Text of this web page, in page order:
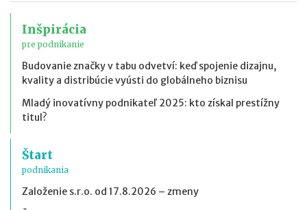
Inšpirácia
pre podnikanie
Budovanie značky v tabu odvetví: keď spojenie dizajnu,
kvality a distribúcie vyústi do globálneho biznisu
Mladý inovatívny podnikateľ 2025: kto získal prestížny
titul?
Štart
podnikania
Založenie s.r.o. od 17.8.2026 – zmeny